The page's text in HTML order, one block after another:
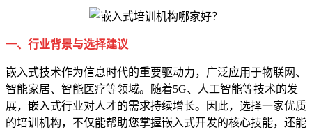
一、行业背景与选择建议
嵌入式技术作为信息时代的重要驱动力，广泛应用于物联网、
智能家居、智能医疗等领域。随着5G、人工智能等技术的发
展，嵌入式行业对人才的需求持续增长。因此，选择一家优质
的培训机构，不仅能帮助您掌握嵌入式开发的核心技能，还能